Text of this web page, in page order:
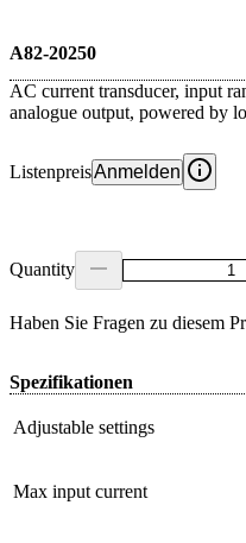
A82-20250
AC current transducer, input
analogue output, powered by
ListenpreisAnmelden
Quantity
Haben Sie Fragen zu diesem
Spezifikationen
Adjustable settings
Max input current